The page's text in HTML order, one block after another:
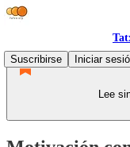
Suscribirse
Iniciar
Lee